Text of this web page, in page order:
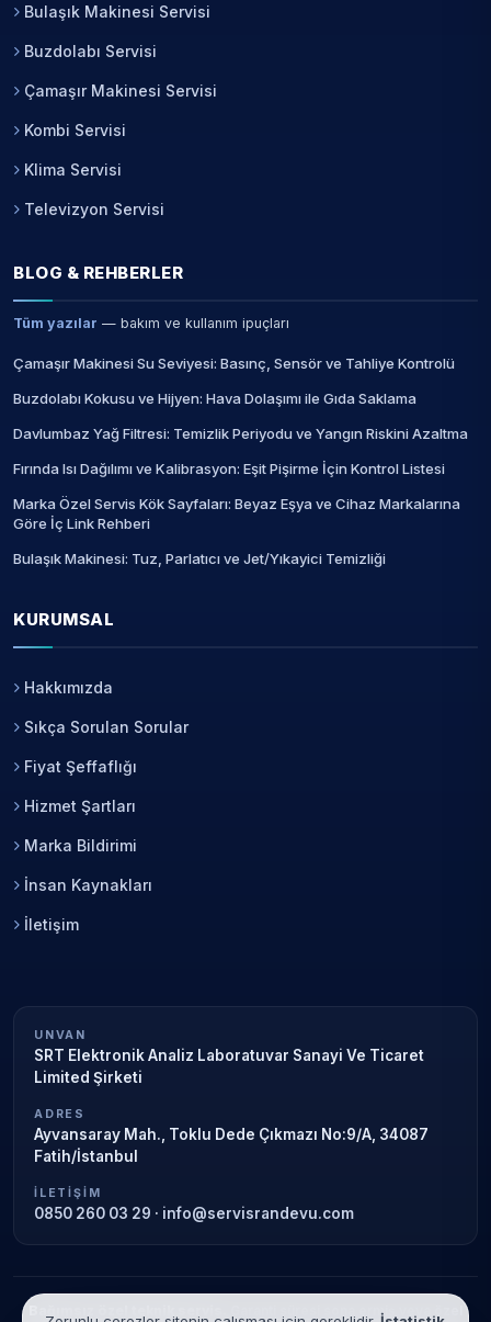
Bulaşık Makinesi Servisi
Buzdolabı Servisi
Çamaşır Makinesi Servisi
Kombi Servisi
Klima Servisi
Televizyon Servisi
BLOG & REHBERLER
Tüm yazılar — bakım ve kullanım ipuçları
Çamaşır Makinesi Su Seviyesi: Basınç, Sensör ve Tahliye Kontrolü
Buzdolabı Kokusu ve Hijyen: Hava Dolaşımı ile Gıda Saklama
Davlumbaz Yağ Filtresi: Temizlik Periyodu ve Yangın Riskini Azaltma
Fırında Isı Dağılımı ve Kalibrasyon: Eşit Pişirme İçin Kontrol Listesi
Marka Özel Servis Kök Sayfaları: Beyaz Eşya ve Cihaz Markalarına
Göre İç Link Rehberi
Bulaşık Makinesi: Tuz, Parlatıcı ve Jet/Yıkayici Temizliği
KURUMSAL
Hakkımızda
Sıkça Sorulan Sorular
Fiyat Şeffaflığı
Hizmet Şartları
Marka Bildirimi
İnsan Kaynakları
İletişim
UNVAN
SRT Elektronik Analiz Laboratuvar Sanayi Ve Ticaret
Limited Şirketi
ADRES
Ayvansaray Mah., Toklu Dede Çıkmazı No:9/A, 34087
Fatih/İstanbul
İLETIŞIM
0850 260 03 29 · info@servisrandevu.com
Garanti süresi sona ermiş veya özel